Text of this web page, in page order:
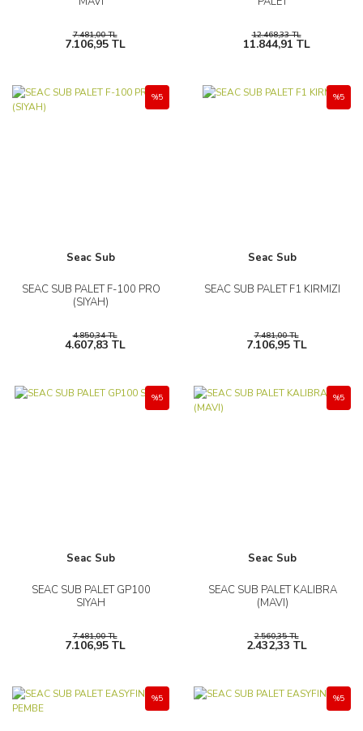
7.481,00 TL
7.106,95 TL
12.468,33 TL
11.844,91 TL
Seac Sub
SEAC SUB PALET F-100 PRO
(SIYAH)
%5
4.850,34 TL
4.607,83 TL
Seac Sub
SEAC SUB PALET F1 KIRMIZI
%5
7.481,00 TL
7.106,95 TL
Seac Sub
SEAC SUB PALET GP100
SIYAH
%5
7.481,00 TL
7.106,95 TL
Seac Sub
SEAC SUB PALET KALIBRA
(MAVI)
%5
2.560,35 TL
2.432,33 TL
%5 %5